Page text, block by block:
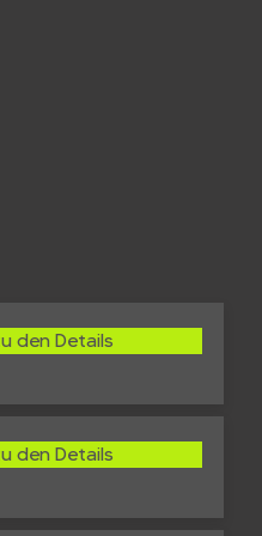
den Details
den Details